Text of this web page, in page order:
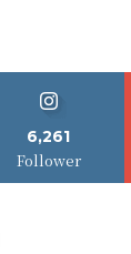
6,261
Follower